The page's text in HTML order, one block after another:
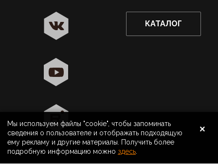
8 800 500 40 40 Астрахань
Да
Поиск
КАТАЛОГ
Мы используем файлы "cookie", чтобы запоминать
сведения о пользователе и отображать подходящую
ему рекламу и другие материалы. Получить более
подробную информацию можно здесь
×